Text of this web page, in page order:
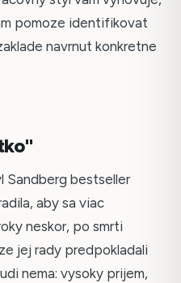
pomoze identifikovat
navrnut konkretne
Sandberg bestseller
aby sa viac
neskor, po smrti
jej rady predpokladali
nema: vysoky prijem,